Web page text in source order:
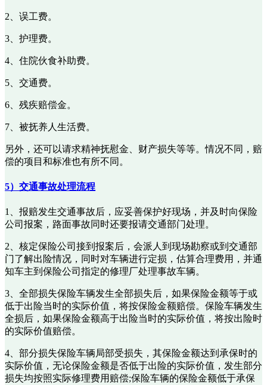
2、误工费。
3、护理费。
4、住院伙食补助费。
5、交通费。
6、残疾赔偿金。
7、被抚养人生活费。
另外，还可以请求精神抚慰金、财产损失等等。情况不同，赔
偿的项目和标准也有所不同。
5）交通事故处理流程
1、报赔发生交通事故后，应妥善保护好现场，并及时向保险
公司报案，路面事故同时还要报请交通部门处理。
2、核定保险公司接到报案后，会派人到现场勘察或到交通部
门了解出险情况，同时对车辆进行定损，估算合理费用，并通
知车主到保险公司指定的修理厂处理事故车辆。
3、全部损失保险车辆发生全部损失后，如果保险金额等于或
低于出险当时的实际价值，将按保险金额赔偿。保险车辆发生
全损后，如果保险金额高于出险当时的实际价值，将按出险时
的实际价值赔偿。
4、部分损失保险车辆局部受损失，其保险金额达到承保时的
实际价值，无论保险金额是否低于出险的实际价值，发生部分
损失均按照实际修理费用赔偿;保险车辆的保险金额低于承保